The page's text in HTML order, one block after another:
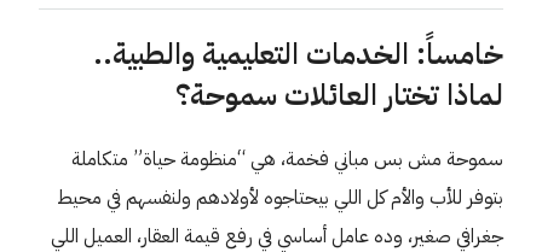
خامساً: الخدمات التعليمية والطبية..
لماذا تختار العائلات سموحة؟
سموحة مش بس مباني فخمة، هي “منظومة حياة” متكاملة
بتوفر للأب والأم كل اللي بيحتاجوه لأولادهم ولنفسهم في محيط
جغرافي صغير، وده عامل أساسي في رفع قيمة العقار، العميل اللي